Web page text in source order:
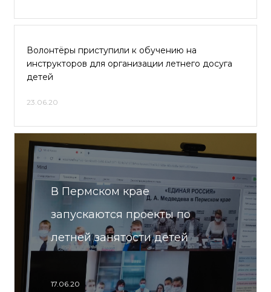
Волонтёры приступили к обучению на
инструкторов для организации летнего досуга
детей
23.06.20
В Пермском крае
запускаются проекты по
летней занятости детей
17.06.20